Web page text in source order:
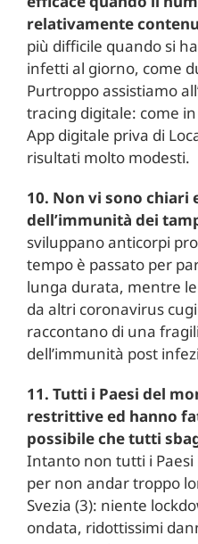
relativamente
più difficile quando si
infetti al giorno, come
Purtroppo assistiamo
tracing digitale: come
App digitale priva di
risultati molto modesti.
10. Non vi sono
dell’immunità dei
sviluppano anticorpi
tempo è passato per
lunga durata, mentre
da altri coronavirus
raccontano di una
dell’immunità post
11. Tutti i Paesi del
restrittive ed hanno
possibile che tutti
Intanto non tutti i
per non andar troppo
Svezia (3): niente
ondata, ridottissimi